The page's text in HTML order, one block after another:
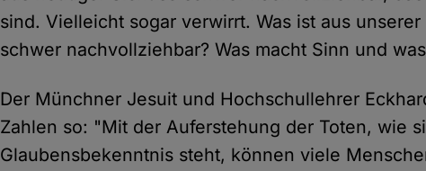
sind. Vielleicht sogar verwirrt. Was ist aus
schwer nachvollziehbar? Was macht Sinn und
Der Münchner Jesuit und Hochschullehrer
Zahlen so: "Mit der Auferstehung der Toten, wie
Glaubensbekenntnis steht, können viele